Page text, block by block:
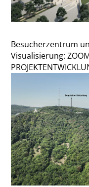
Besucherzentrum
Visualisierung: